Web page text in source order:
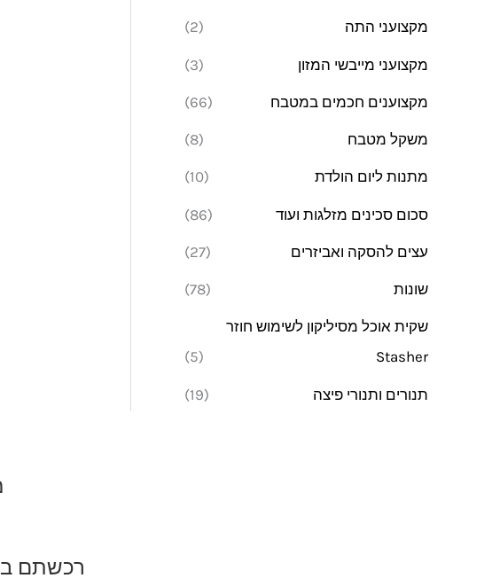
מקצועני התה (2)
מקצועני מייבשי המזון (3)
מקצוענים חכמים במטבח (66)
משקל מטבח (8)
מתנות ליום הולדת (10)
סכום סכינים מזלגות ועוד (86)
עצים להסקה ואביזרים (27)
שונות (78)
שקית אוכל מסיליקון לשימוש חוזר
Stasher
(5)
תנורים ותנורי פיצה (19)
רכשתם